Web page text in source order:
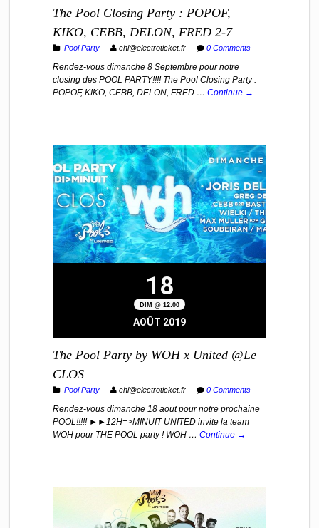
The Pool Closing Party : POPOF,
KIKO, CEBB, DELON, FRED 2-7
Pool Party chl@electroticket.fr 0 Comments
Rendez-vous dimanche 8 Septembre pour notre
closing des POOL PARTY!!!! The Pool Closing Party :
POPOF, KIKO, CEBB, DELON, FRED … Continue →
18
DIM @ 12:00
AOÛT 2019
The Pool Party by WOH x United @Le
CLOS
Pool Party chl@electroticket.fr 0 Comments
Rendez-vous dimanche 18 aout pour notre prochaine
POOL!!!!! ►►12H=>MINUIT UNITED invite la team
WOH pour THE POOL party ! WOH … Continue →